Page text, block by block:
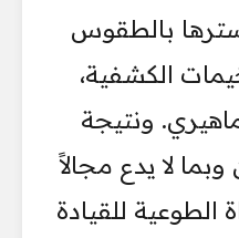
بالطقوس
الكشفية،
ونتيجة
لا يدع مجالاً
الطوعية للقيادة